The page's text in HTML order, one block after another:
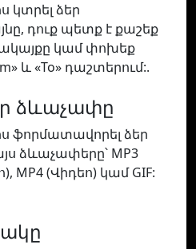
կտրել ձեր
դուք պետք է քաշեք
կամ փոխեք
և «To» դաշտերում:.
ձևաչափը
ֆորմատավորել ձեր
ձևաչափերը՝ MP3
MP4 (Վիդեո) կամ GIF: